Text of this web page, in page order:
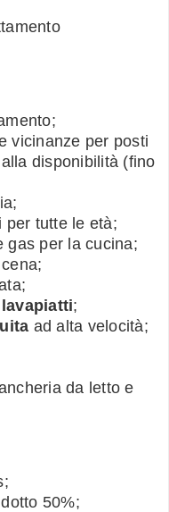
vicinanze per posti
disponibilità (fino
per tutte le età;
gas per la cucina;
lavapiatti;
ad alta velocità;
da letto e
50%;